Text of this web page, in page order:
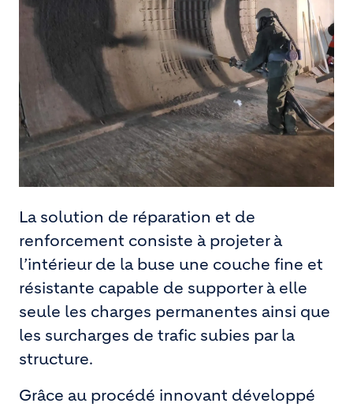
La solution de réparation et de
renforcement consiste à projeter à
l’intérieur de la buse une couche fine et
résistante capable de supporter à elle
seule les charges permanentes ainsi que
les surcharges de trafic subies par la
structure.
Grâce au procédé innovant développé